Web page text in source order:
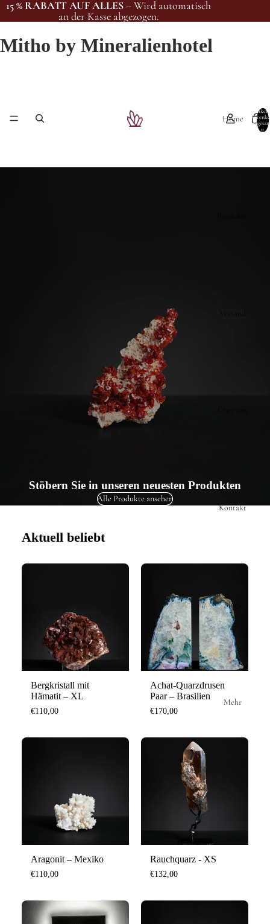
15 % RABATT AUF ALLES –Wird automatisch
an der Kasse abgezogen.
Mitho by Mineralienhotel
Home
Kontakt
Blogs
Mehr
Artikel
0
Stöbern Sie in unseren neuesten Produkten
Alle Produkte ansehen
Aktuell beliebt
Bergkristall mit
Hämatit – XL
€110,00
Achat-Quarzdrusen
Paar – Brasilien
€170,00
Aragonit – Mexiko
€110,00
Rauchquarz - XS
€132,00